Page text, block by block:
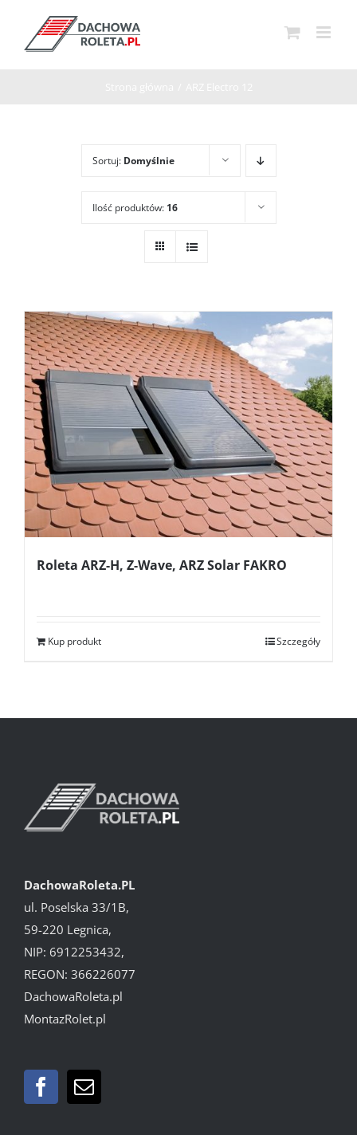
zawartości
Sortuj: Domyślnie
Ilość produktów: 16
Roleta ARZ-H, Z-Wave, ARZ Solar FAKRO
Kup produkt Szczegóły
DachowaRoleta.PL
ul. Poselska 33/1B,
59-220 Legnica,
NIP: 6912253432,
REGON: 366226077
DachowaRoleta.pl
MontazRolet.pl